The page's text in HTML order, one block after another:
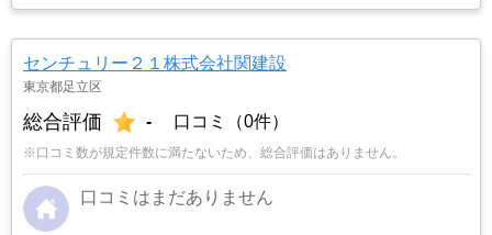
センチュリー２１株式会社関建設
東京都足立区
総合評価 - 口コミ（0件）
※口コミ数が規定件数に満たないため、総合評価はありません。
口コミはまだありません